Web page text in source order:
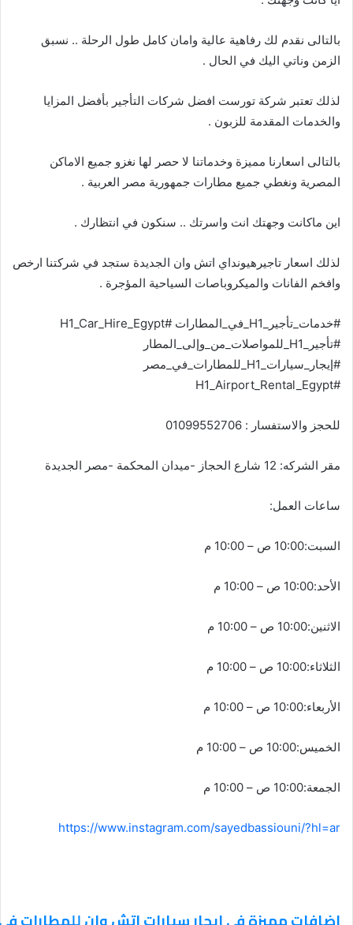
بالتالى نقدم لك رفاهية عالية وامان كامل طول الرحلة .. نسبق
الزمن وناتي اليك في الحال .
لذلك تعتبر شركة تورست افضل شركات التأجير بأفضل المزايا
والخدمات المقدمة للزبون .
بالتالى اسعارنا مميزة وخدماتنا لا حصر لها نغزو جميع الاماكن
المصرية ونغطي جميع مطارات جمهورية مصر العربية .
اين ماكانت وجهتك انت واسرتك .. سنكون في انتظارك .
لذلك اسعار تاجيرهيونداي اتش وان الجديدة ستجد في شركتنا ارخص
وافخم الفانات والميكروباصات السياحية المؤجرة .
#خدمات_تأجير_H1_في_المطارات #H1_Car_Hire_Egypt
#تأجير_H1_للمواصلات_من_وإلى_المطار
#إيجار_سيارات_H1_للمطارات_في_مصر
#H1_Airport_Rental_Egypt
للحجز والاستفسار : 01099552706
مقر الشركه: 12 شارع الحجاز -ميدان المحكمة -مصر الجديدة
ساعات العمل:
السبت:10:00 ص – 10:00 م
الأحد:10:00 ص – 10:00 م
الاثنين:10:00 ص – 10:00 م
الثلاثاء:10:00 ص – 10:00 م
الأربعاء:10:00 ص – 10:00 م
الخميس:10:00 ص – 10:00 م
الجمعة:10:00 ص – 10:00 م
https://www.instagram.com/sayedbassiouni/?hl=ar